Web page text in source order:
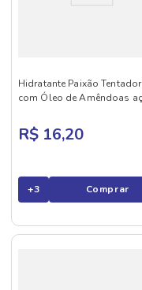
Hidratante Paixão
com Óleo de Amêndoas
R$ 16,20
+3 Comprar